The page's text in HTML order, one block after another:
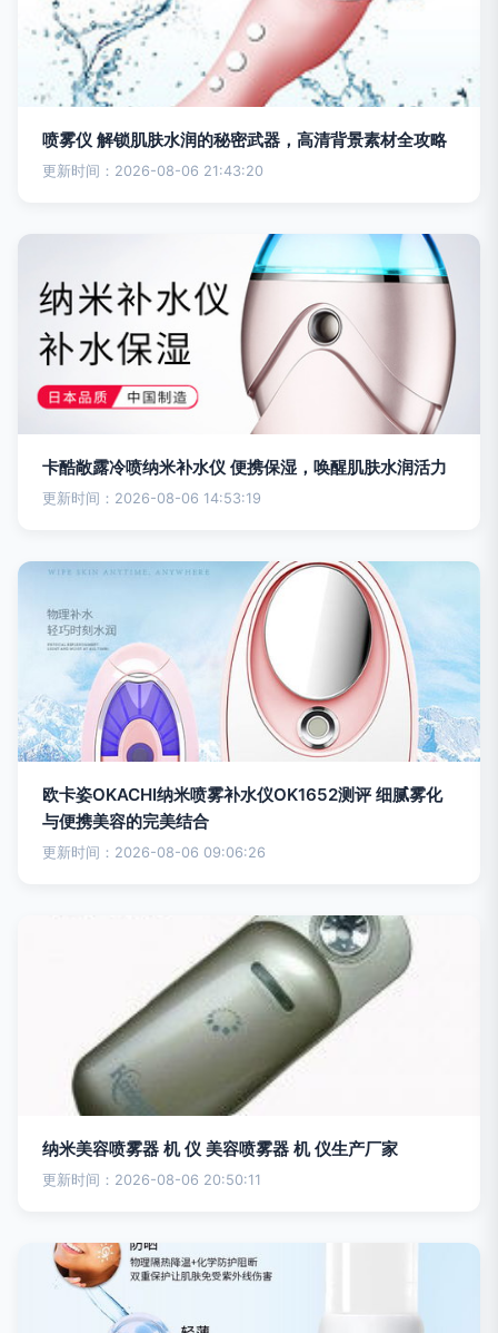
喷雾仪 解锁肌肤水润的秘密武器，高清背景素材全攻略
更新时间：2026-08-06 21:43:20
卡酷敞露冷喷纳米补水仪 便携保湿，唤醒肌肤水润活力
更新时间：2026-08-06 14:53:19
欧卡姿OKACHI纳米喷雾补水仪OK1652测评 细腻雾化
与便携美容的完美结合
更新时间：2026-08-06 09:06:26
纳米美容喷雾器 机 仪 美容喷雾器 机 仪生产厂家
更新时间：2026-08-06 20:50:11